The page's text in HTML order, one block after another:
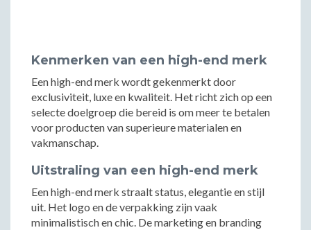
Kenmerken van een high-end merk
Een high-end merk wordt gekenmerkt door
exclusiviteit, luxe en kwaliteit. Het richt zich op een
selecte doelgroep die bereid is om meer te betalen
voor producten van superieure materialen en
vakmanschap.
Uitstraling van een high-end merk
Een high-end merk straalt status, elegantie en stijl
uit. Het logo en de verpakking zijn vaak
minimalistisch en chic. De marketing en branding